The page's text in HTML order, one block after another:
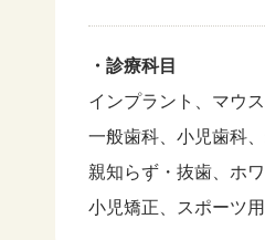
・診療科目
インプラント、マウ
一般歯科、小児歯科
親知らず・抜歯、ホ
小児矯正、スポーツ